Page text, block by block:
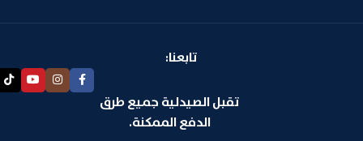
تابعنا:
تقبل الصيدلية جميع طرق
الدفع الممكنة.